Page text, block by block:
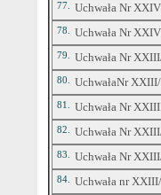
77. Uchwała Nr
78. Uchwała Nr
79. Uchwała Nr
80. UchwałaNr
81. Uchwała Nr
82. Uchwała Nr
83. Uchwała Nr
84. Uchwała nr